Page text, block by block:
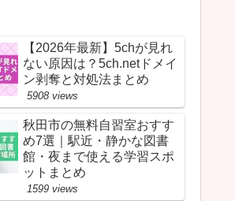
【2026年最新】5chが見れ
ない原因は？5ch.netドメイ
ン剥奪と対処法まとめ
5908 views
秋田市の無料自習室おすす
め7選｜駅近・静かな図書
館・夜まで使える学習スポ
ットまとめ
1599 views